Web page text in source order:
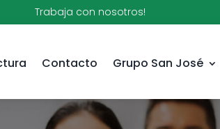
Trabaja con nosotros!
Contacto Grupo San José